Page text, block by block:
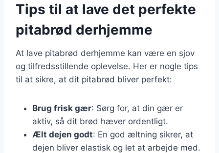
Tips til at lave det perfekte
pitabrød derhjemme
At lave pitabrød derhjemme kan være en sjov
og tilfredsstillende oplevelse. Her er nogle tips
til at sikre, at dit pitabrød bliver perfekt:
Brug frisk gær: Sørg for, at din gær er
aktiv, så dit brød hæver ordentligt.
Ælt dejen godt: En god æltning sikrer, at
dejen bliver elastisk og let at arbejde med.